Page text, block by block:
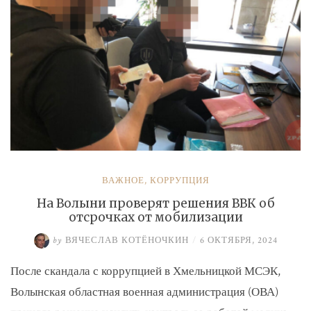
ВАЖНОЕ, КОРРУПЦИЯ
На Волыни проверят решения ВВК об
отсрочках от мобилизации
by ВЯЧЕСЛАВ КОТЁНОЧКИН / 6 ОКТЯБРЯ, 2024
После скандала с коррупцией в Хмельницкой МСЭК,
Волынская областная военная администрация (ОВА)